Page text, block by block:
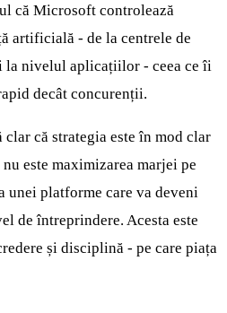
că Microsoft controlează
artificială - de la centrele de
la nivelul aplicațiilor - ceea ce îi
decât concurenții.
că strategia este în mod clar
este maximizarea marjei pe
unei platforme care va deveni
de întreprindere. Acesta este
și disciplină - pe care piața